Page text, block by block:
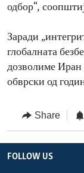
одбор“,
Заради
глобалната
дозволиме Иран
обврски од
Share
FOLLOW US